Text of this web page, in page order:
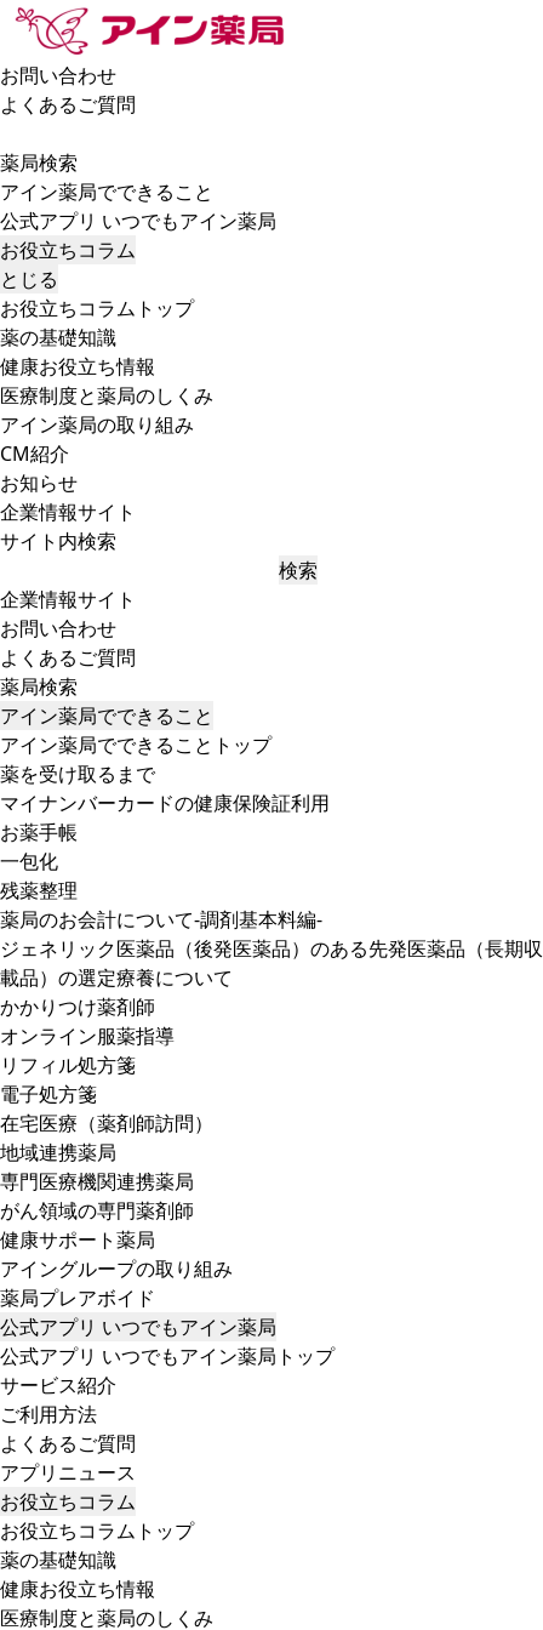
お問い合わせ
よくあるご質問
薬局検索
アイン薬局でできること
公式アプリ いつでもアイン薬局
お役立ちコラム
とじる
お役立ちコラムトップ
薬の基礎知識
健康お役立ち情報
医療制度と薬局のしくみ
アイン薬局の取り組み
CM紹介
お知らせ
企業情報サイト
サイト内検索
検索
企業情報サイト
お問い合わせ
よくあるご質問
薬局検索
アイン薬局でできること
アイン薬局でできることトップ
薬を受け取るまで
マイナンバーカードの健康保険証利用
お薬手帳
一包化
残薬整理
薬局のお会計について-調剤基本料編-
ジェネリック医薬品（後発医薬品）のある先発医薬品（長期収
載品）の選定療養について
かかりつけ薬剤師
オンライン服薬指導
リフィル処方箋
電子処方箋
在宅医療（薬剤師訪問）
地域連携薬局
専門医療機関連携薬局
がん領域の専門薬剤師
健康サポート薬局
アイングループの取り組み
薬局プレアボイド
公式アプリ いつでもアイン薬局
公式アプリ いつでもアイン薬局トップ
サービス紹介
ご利用方法
よくあるご質問
アプリニュース
お役立ちコラム
お役立ちコラムトップ
薬の基礎知識
健康お役立ち情報
医療制度と薬局のしくみ